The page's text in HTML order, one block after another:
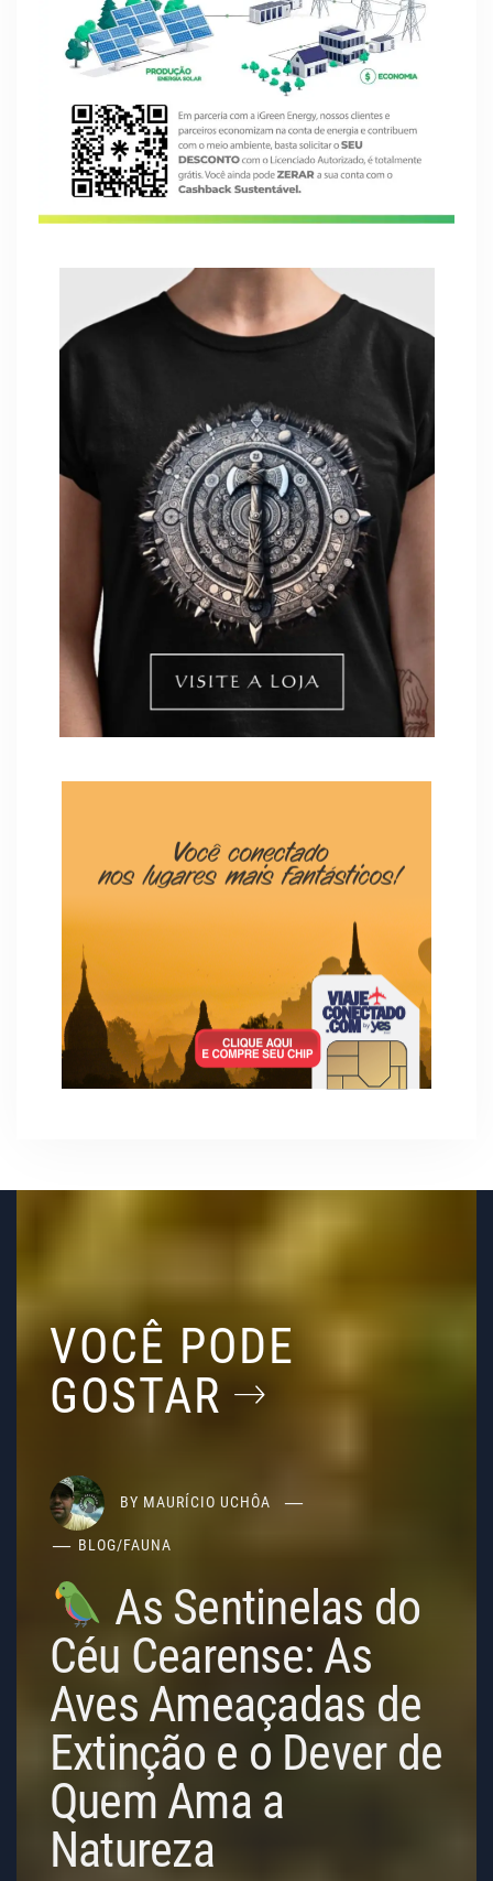
VOCÊ PODE
GOSTAR
BY MAURÍCIO UCHÔA
BLOG/FAUNA
As Sentinelas do
Céu Cearense: As
Aves Ameaçadas de
Extinção e o Dever de
Quem Ama a
Natureza